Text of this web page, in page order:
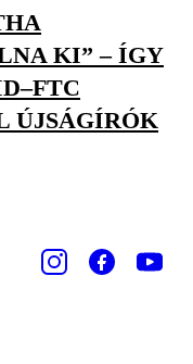
KI” – ÍGY
ÚJSÁGÍRÓK